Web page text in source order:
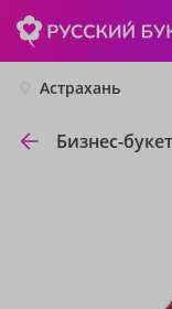
Астрахань
Бизнес-букет